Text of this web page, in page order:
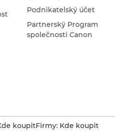
Podnikatelský účet
Partnerský Program
společnosti Canon
koupitFirmy: Kde koupit